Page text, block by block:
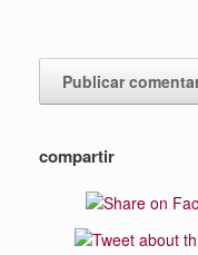
compartir